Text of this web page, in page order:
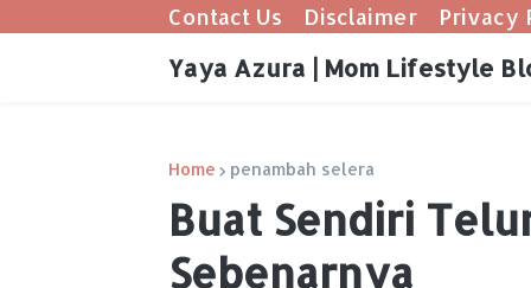
Contact Us Disclaimer Privacy
Yaya Azura | Mom Lifestyle
Home penambah selera
Buat Sendiri
Sebenarnya